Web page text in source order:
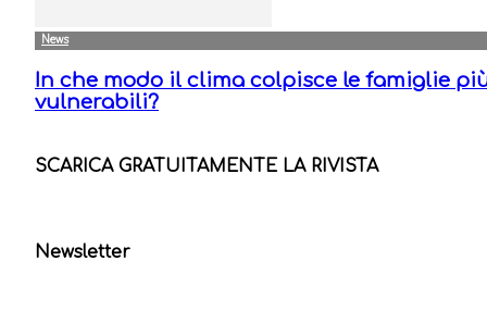
News
In che modo il clima colpisce le famiglie
vulnerabili?
SCARICA GRATUITAMENTE LA RIVISTA
Newsletter